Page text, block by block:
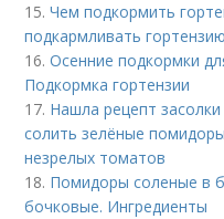
15.Чем подкормить
подкармливать
16.Осенние подкормки
Подкормка гортензии
17. Нашла рецепт
солить зелёные
незрелых томатов
18. Помидоры соленые в
бочковые. Ингредиенты